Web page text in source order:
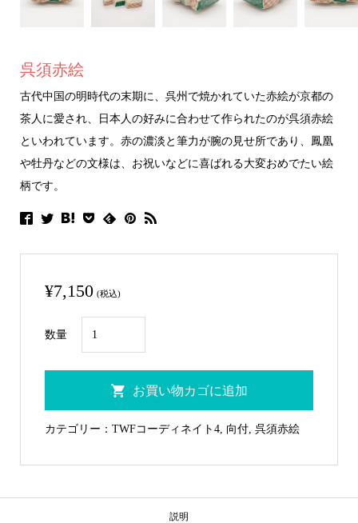
呉須赤絵
古代中国の明時代の末期に、呉州で焼かれていた赤絵が京都の
茶人に愛され、日本人の好みに合わせて作られたのが呉須赤絵
といわれています。赤の濃淡と筆力が腕の見せ所であり、鳳凰
や牡丹などの文様は、お祝いなどに喜ばれる大変おめでたい絵
柄です。
¥7,150 (税込)
数量
18
呉
お買い物カゴに追加
カテゴリー： TWFコーディネイト4, 向付, 呉須赤絵
説明